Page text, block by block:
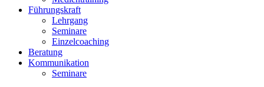
Führungskraft
Lehrgang
Seminare
Einzelcoaching
Beratung
Kommunikation
Seminare